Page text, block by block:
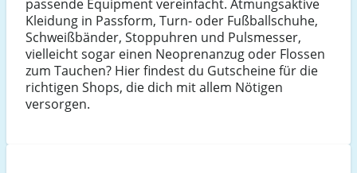
passende Equipment vereinfacht. Atmungsaktive
Kleidung in Passform, Turn- oder Fußballschuhe,
Schweißbänder, Stoppuhren und Pulsmesser,
vielleicht sogar einen Neoprenanzug oder Flossen
zum Tauchen? Hier findest du Gutscheine für die
richtigen Shops, die dich mit allem Nötigen
versorgen.